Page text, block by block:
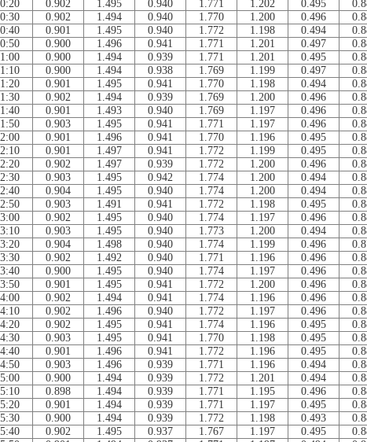
0.902 1.495 0.940 1.771 1.202 0.495
0.902 1.494 0.940 1.770 1.200 0.496
0.901 1.495 0.940 1.772 1.198 0.494
0.900 1.496 0.941 1.771 1.201 0.497
0.900 1.494 0.939 1.771 1.201 0.495
0.900 1.494 0.938 1.769 1.199 0.497
0.901 1.495 0.941 1.770 1.198 0.494
0.902 1.494 0.939 1.769 1.200 0.496
0.901 1.493 0.940 1.769 1.197 0.496
0.903 1.495 0.941 1.771 1.197 0.496
0.901 1.496 0.941 1.770 1.196 0.495
0.901 1.497 0.941 1.772 1.199 0.495
0.902 1.497 0.939 1.772 1.200 0.496
0.903 1.495 0.942 1.774 1.200 0.494
0.904 1.495 0.940 1.774 1.200 0.494
0.903 1.491 0.941 1.772 1.198 0.495
0.902 1.495 0.940 1.774 1.197 0.496
0.903 1.495 0.940 1.773 1.200 0.494
0.904 1.498 0.940 1.774 1.199 0.496
0.902 1.492 0.940 1.771 1.196 0.496
0.900 1.495 0.940 1.774 1.197 0.496
0.901 1.495 0.941 1.772 1.200 0.496
0.902 1.494 0.941 1.774 1.196 0.496
0.902 1.496 0.940 1.772 1.197 0.496
0.902 1.495 0.941 1.774 1.196 0.495
0.903 1.495 0.941 1.770 1.198 0.495
0.901 1.496 0.941 1.772 1.196 0.495
0.903 1.496 0.939 1.771 1.196 0.494
0.900 1.494 0.939 1.772 1.201 0.494
0.898 1.494 0.939 1.771 1.195 0.496
0.901 1.494 0.939 1.771 1.197 0.495
0.900 1.494 0.939 1.772 1.198 0.493
0.902 1.495 0.937 1.767 1.197 0.495